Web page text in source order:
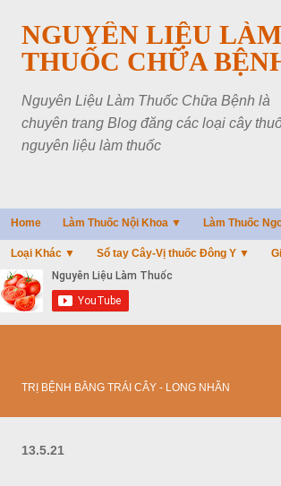
Chuyển đến nội dung chính
NGUYÊN LIỆU LÀM
THUỐC CHỮA
Nguyên Liệu Làm Thuốc Chữa Bệnh là
chuyên trang Blog đăng các loại cây
nguyên liệu làm thuốc
Home Làm Thuốc Nội Khoa ▼ Làm Thuốc
Loại Khác ▼ Sổ tay Cây-Vị thuốc Đông Y ▼
TRỊ BỆNH BẰNG TRÁI CÂY - LONG NHÃN
13.5.21